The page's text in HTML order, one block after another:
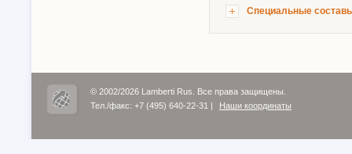
Специальные
© 2002/2026 Lamberti Rus. Все права защищены.
Тел./факс: +7 (495) 640-22-31 | Наши координаты